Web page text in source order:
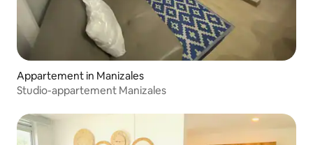
Appartement in Manizales
Studio-appartement Manizales